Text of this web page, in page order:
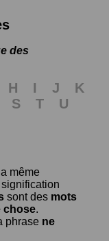
des
H I J
K
S T
U
même
sont des mots
chose.
phrase ne